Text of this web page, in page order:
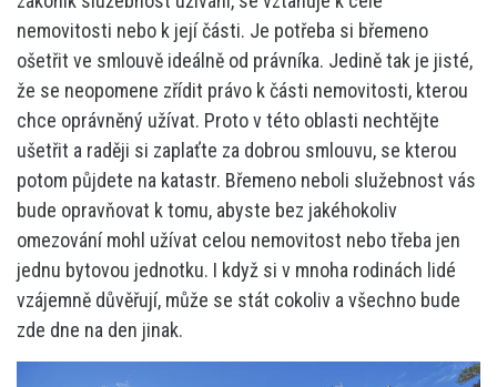
nemovitosti nebo k její části. Je potřeba si břemeno
ošetřit ve smlouvě ideálně od právníka. Jedině tak je jisté,
že se neopomene zřídit právo k části nemovitosti, kterou
chce oprávněný užívat. Proto v této oblasti nechtějte
ušetřit a raději si zaplaťte za dobrou smlouvu, se kterou
potom půjdete na katastr. Břemeno neboli služebnost vás
bude opravňovat k tomu, abyste bez jakéhokoliv
omezování mohl užívat celou nemovitost nebo třeba jen
jednu bytovou jednotku. I když si v mnoha rodinách lidé
vzájemně důvěřují, může se stát cokoliv a všechno bude
zde dne na den jinak.